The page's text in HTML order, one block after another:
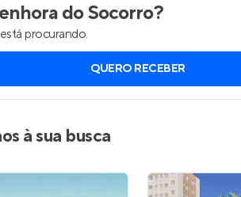
do Socorro?
procurando.
QUERO RECEBER
à sua busca